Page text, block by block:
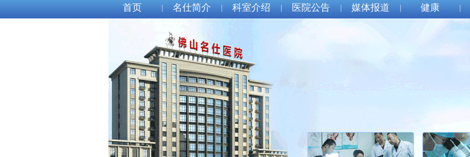
首页 名仕简介 科室介绍 医院公告 媒体报道 健康